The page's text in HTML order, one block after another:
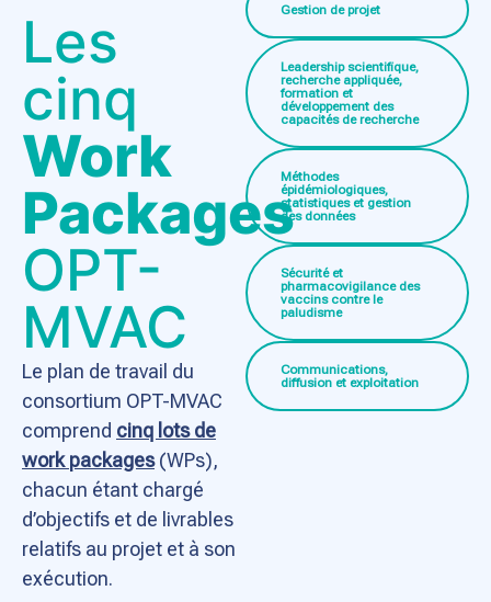
Les
cinq
Work
Packages
OPT-
MVAC
Le plan de travail du
consortium OPT-MVAC
comprend cinq lots de
work packages(WPs),
chacun étant chargé
d’objectifs et de livrables
relatifs au projet et à son
exécution.
Gestion de projet
Leadership scientifique,
recherche appliquée,
formation et
développement des
capacités de recherche
Méthodes
épidémiologiques,
statistiques et gestion
des données
Sécurité et
pharmacovigilance des
vaccins contre le
paludisme
Communications,
diffusion et exploitation